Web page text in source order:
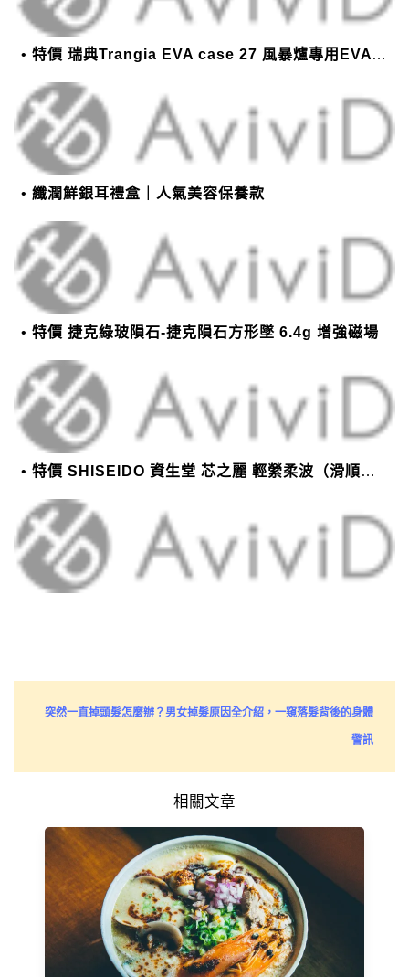
特價 瑞典Trangia EVA case 27 風暴爐專用EVA 防護外盒(小)-黑
纖潤鮮銀耳禮盒｜人氣美容保養款
特價 捷克綠玻隕石-捷克隕石方形墜 6.4g 增強磁場
特價 SHISEIDO 資生堂 芯之麗 輕縈柔波（滑順潤澤）護髮乳 1000g
突然一直掉頭髮怎麼辦？男女掉髮原因全介紹，一窺落髮背後的身體
警訊
相關文章